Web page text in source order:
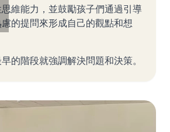
維能力，並鼓勵孩子們通過引導
的提問來形成自己的觀點和想
的階段就強調解決問題和決策。